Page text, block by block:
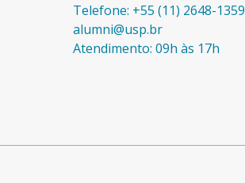
Telefone: +55 (11) 2648-1359
alumni@usp.br
Atendimento: 09h às 17h